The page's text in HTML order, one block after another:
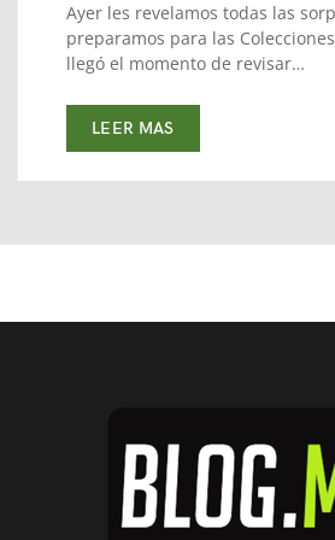
Ayer les revelamos todas las
preparamos para las
llegó el momento de revisar…
LEER MAS